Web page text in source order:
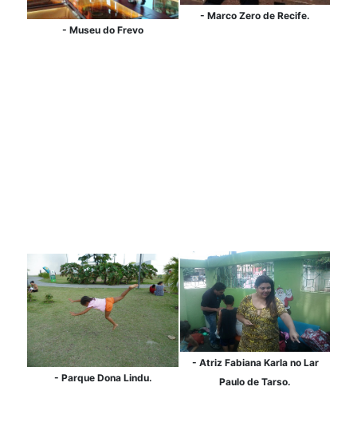
- Museu do Frevo
- Marco Zero de Recife.
- Parque Dona Lindu.
- Atriz Fabiana Karla no Lar
Paulo de Tarso.